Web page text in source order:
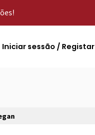
Iniciar sessão / Registar